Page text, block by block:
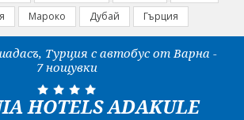
Форма за запитване
Условия за записване
Документи
Мароко Дубай Гърция
Турция с автобус от Варна -
7 нощувки
HOTELS ADAKULE